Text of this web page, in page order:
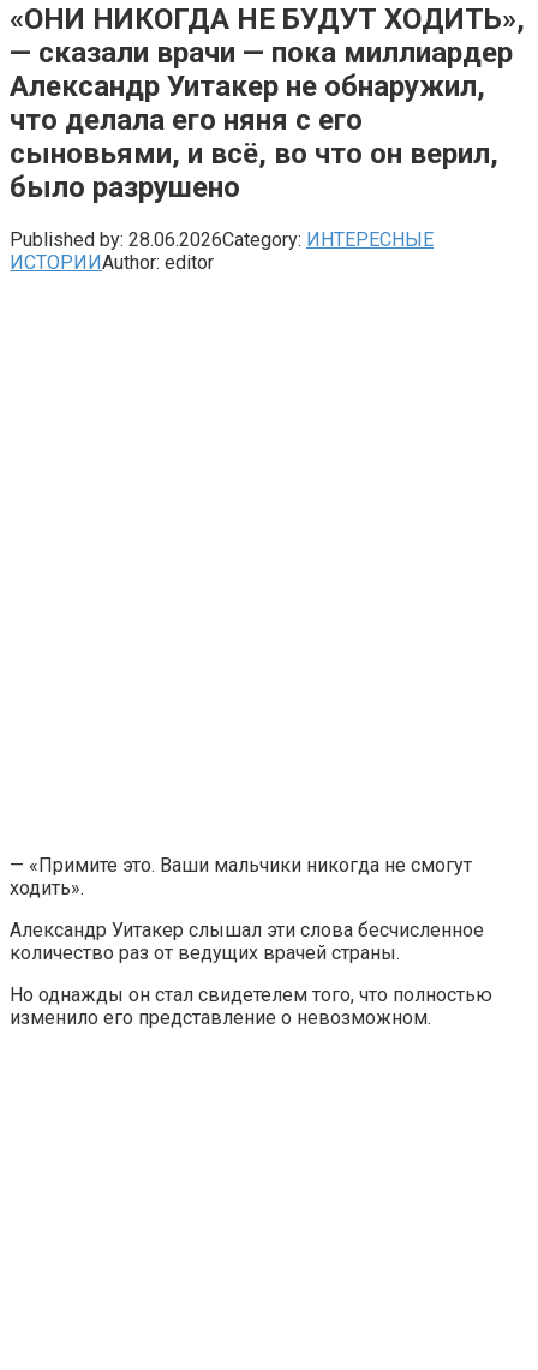
«ОНИ НИКОГДА НЕ БУДУТ ХОДИТЬ»,
— сказали врачи — пока миллиардер
Александр Уитакер не обнаружил,
что делала его няня с его
сыновьями, и всё, во что он верил,
было разрушено
Published by: 28.06.2026Category: ИНТЕРЕСНЫЕ
ИСТОРИИAuthor: editor
— «Примите это. Ваши мальчики никогда не смогут
ходить».
Александр Уитакер слышал эти слова бесчисленное
количество раз от ведущих врачей страны.
Но однажды он стал свидетелем того, что полностью
изменило его представление о невозможном.